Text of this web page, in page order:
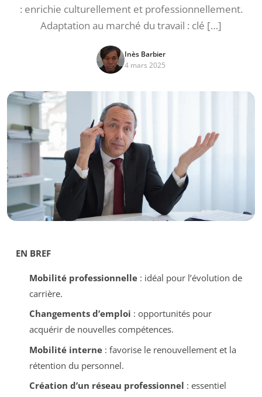
: enrichie culturellement et professionnellement.
Adaptation au marché du travail : clé […]
Inès Barbier
4 mars 2025
EN BREF
Mobilité professionnelle: idéal pour l’évolution de
carrière.
Changements d’emploi : opportunités pour
acquérir de nouvelles compétences.
Mobilité interne: favorise le renouvellement et la
rétention du personnel.
Création d’un réseau professionnel : essentiel